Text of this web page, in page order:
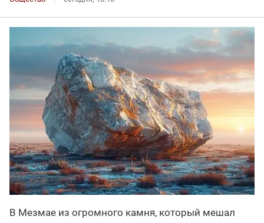
В Мезмае из огромного камня, который мешал